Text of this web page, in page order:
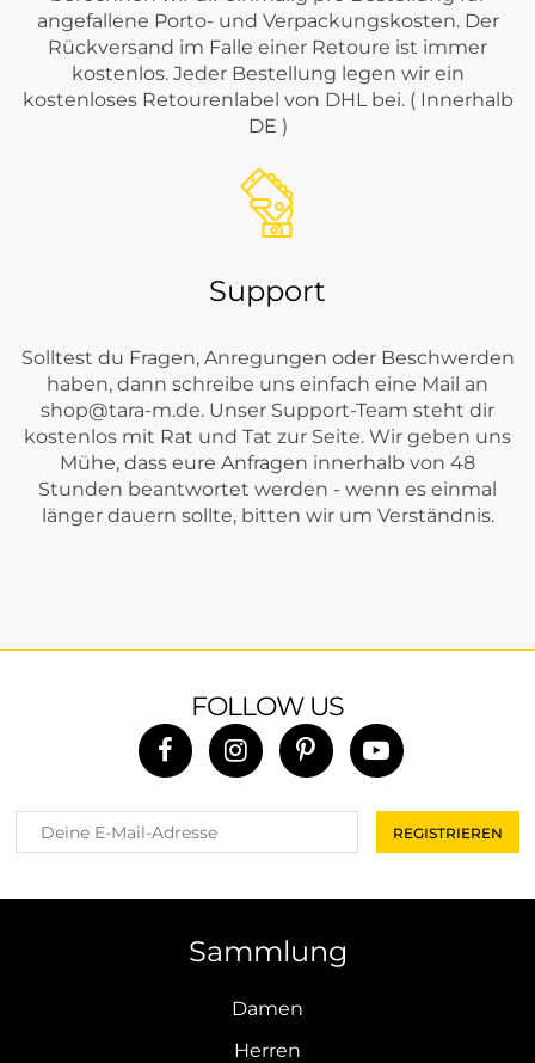
angefallene Porto- und Verpackungskosten. Der
Rückversand im Falle einer Retoure ist immer
kostenlos. Jeder Bestellung legen wir ein
kostenloses Retourenlabel von DHL bei. ( Innerhalb
DE )
Support
Solltest du Fragen, Anregungen oder Beschwerden
haben, dann schreibe uns einfach eine Mail an
shop@tara-m.de. Unser Support-Team steht dir
kostenlos mit Rat und Tat zur Seite. Wir geben uns
Mühe, dass eure Anfragen innerhalb von 48
Stunden beantwortet werden - wenn es einmal
länger dauern sollte, bitten wir um Verständnis.
FOLLOW US
Sammlung
Damen
Herren